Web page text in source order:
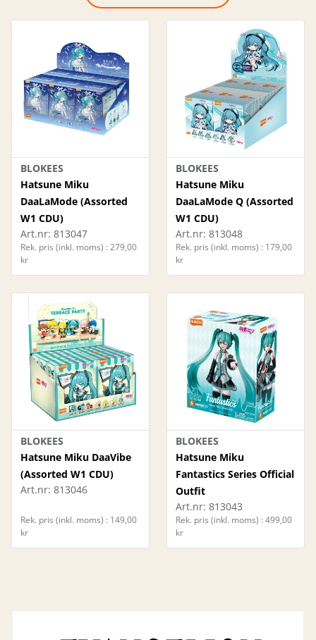
BLOKEES
Hatsune Miku
DaaLaMode (Assorted
W1 CDU)
Art.nr: 813047
Rek. pris (inkl. moms) : 279,00
kr
BLOKEES
Hatsune Miku
DaaLaMode Q (Assorted
W1 CDU)
Art.nr: 813048
Rek. pris (inkl. moms) : 179,00
kr
BLOKEES
Hatsune Miku DaaVibe
(Assorted W1 CDU)
Art.nr: 813046
Rek. pris (inkl. moms) : 149,00
kr
BLOKEES
Hatsune Miku
Fantastics Series Official
Outfit
Art.nr: 813043
Rek. pris (inkl. moms) : 499,00
kr